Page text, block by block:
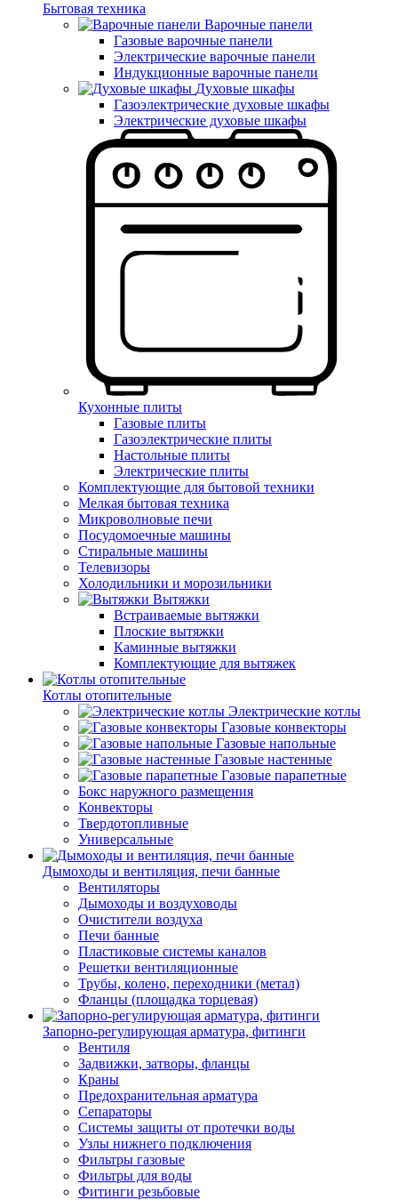
Бытовая техника
Варочные панели
Газовые варочные панели
Электрические варочные панели
Индукционные варочные панели
Духовые шкафы
Газоэлектрические духовые шкафы
Электрические духовые шкафы
Кухонные плиты
Газовые плиты
Газоэлектрические плиты
Настольные плиты
Электрические плиты
Комплектующие для бытовой техники
Мелкая бытовая техника
Микроволновые печи
Посудомоечные машины
Стиральные машины
Телевизоры
Холодильники и морозильники
Вытяжки
Встраиваемые вытяжки
Плоские вытяжки
Каминные вытяжки
Комплектующие для вытяжек
Котлы отопительные
Электрические котлы
Газовые конвекторы
Газовые напольные
Газовые настенные
Газовые парапетные
Бокс наружного размещения
Конвекторы
Твердотопливные
Универсальные
Дымоходы и вентиляция, печи банные
Вентиляторы
Дымоходы и воздуховоды
Очистители воздуха
Печи банные
Пластиковые системы каналов
Решетки вентиляционные
Трубы, колено, переходники (метал)
Фланцы (площадка торцевая)
Запорно-регулирующая арматура, фитинги
Вентиля
Задвижки, затворы, фланцы
Краны
Предохранительная арматура
Сепараторы
Системы защиты от протечки воды
Узлы нижнего подключения
Фильтры газовые
Фильтры для воды
Фитинги резьбовые